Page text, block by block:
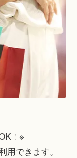
！※
用できます。